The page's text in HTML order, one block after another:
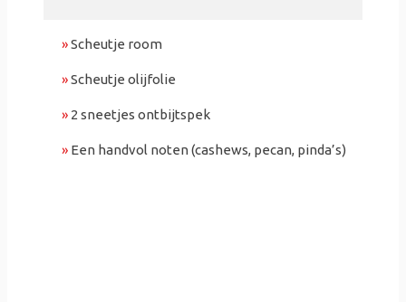
»Scheutje room
»Scheutje olijfolie
» 2 sneetjes ontbijtspek
» Een handvol noten (cashews, pecan, pinda’s)